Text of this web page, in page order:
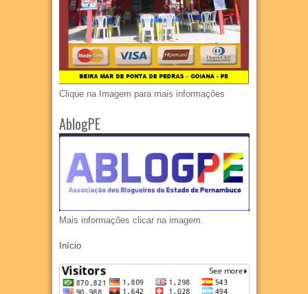
Clique na Imagem para mais informações
AblogPE
Mais informações clicar na imagem.
Início